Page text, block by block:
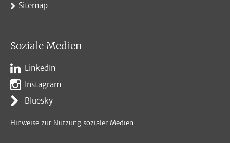
Sitemap
Soziale Medien
LinkedIn
Instagram
Bluesky
Hinweise zur Nutzung sozialer Medien